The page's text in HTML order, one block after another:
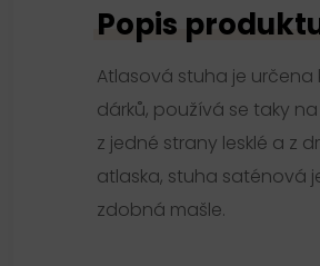
Popis
Atlasová stuha je
dárků, používá se taky
z jedné strany lesklé a z
atlaska, stuha saténová
zdobná mašle.